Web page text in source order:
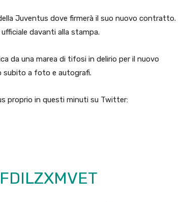
Juventus dove firmerà il suo nuovo contratto.
davanti alla stampa.
da una marea di tifosi in delirio per il nuovo
subito a foto e autografi.
proprio in questi minuti su Twitter: